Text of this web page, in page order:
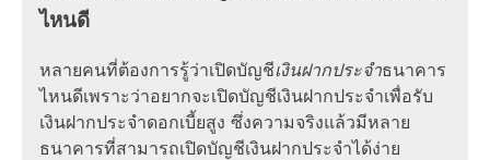
ไหนดี
หลายคนที่ต้องการรู้ว่าเปิดบัญชีเงินฝากประจําธนาคาร
ไหนดีเพราะว่าอยากจะเปิดบัญชีเงินฝากประจำเพื่อรับ
เงินฝากประจําดอกเบี้ยสูง ซึ่งความจริงแล้วมีหลาย
ธนาคารที่สามารถเปิดบัญชีเงินฝากประจำได้ง่าย